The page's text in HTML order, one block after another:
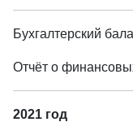
Бухгалтерский
Отчёт о
2021 год